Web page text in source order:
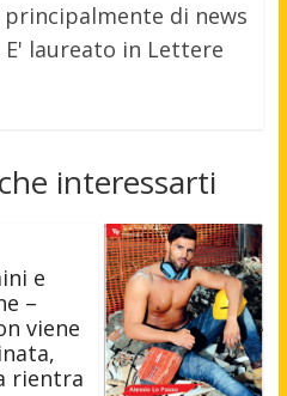
principalmente di news
laureato in Lettere
interessarti
e
–
viene
rientra